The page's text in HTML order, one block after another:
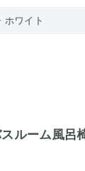
ホワイト
ルーム風呂